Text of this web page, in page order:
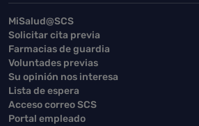
MiSalud@SCS
Solicitar cita previa
Farmacias de guardia
Voluntades previas
Su opinión nos interesa
Lista de espera
Acceso correo SCS
Portal empleado